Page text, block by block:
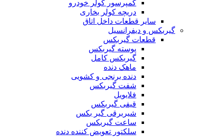
کمپرسور کولر خودرو
دریچه کولر بخاری
سایر قطعات داخل اتاق
گیربکس و دیفرانسیل
قطعات گیربکس
پوسته گیربکس
گیربکس کامل
ماهک دنده
دنده برنجی و کشویی
شفت گیربکس
قیفی گیربکس
شیربرقی گیر بکس
ساعت گیربکس
سلکتور تعویض کننده دنده